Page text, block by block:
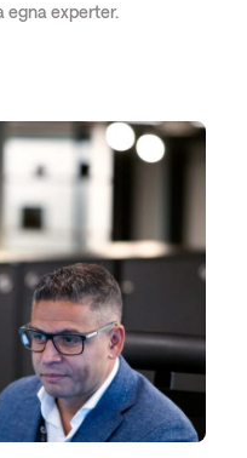
egna experter.